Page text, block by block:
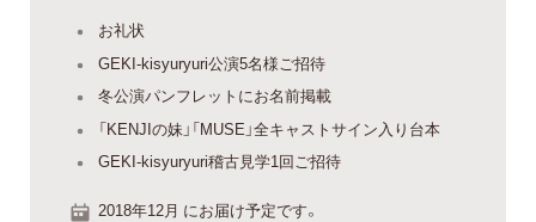
お礼状
GEKI-kisyuryuri公演5名様ご招待
冬公演パンフレットにお名前掲載
「KENJIの妹」「MUSE」全キャストサイン入り台本
GEKI-kisyuryuri稽古見学1回ご招待
2018年12月 にお届け予定です。